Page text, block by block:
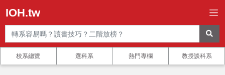
IOH.tw
校系總覽 選科系 熱門專欄 教授談科系